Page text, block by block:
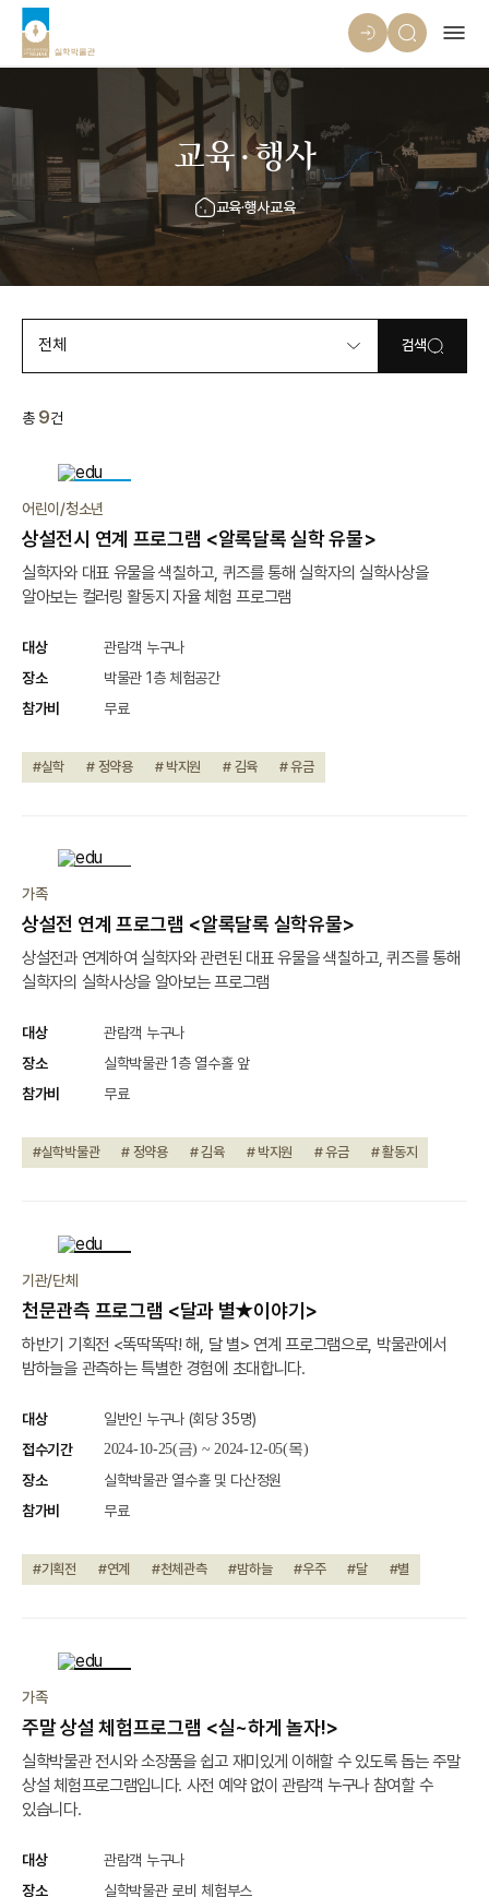
교육·행사
교육·행사교육
전체 검색
총 9건
어린이/청소년
상설전시 연계 프로그램 <알록달록 실학 유물>
실학자와 대표 유물을 색칠하고, 퀴즈를 통해 실학자의 실학사상을
알아보는 컬러링 활동지 자율 체험 프로그램
대상
관람객 누구나
장소
박물관 1층 체험공간
참가비
무료
#실학 # 정약용 # 박지원 # 김육 # 유금
가족
상설전 연계 프로그램 <알록달록 실학유물>
상설전과 연계하여 실학자와 관련된 대표 유물을 색칠하고, 퀴즈를 통해
실학자의 실학사상을 알아보는 프로그램
대상
관람객 누구나
장소
실학박물관 1층 열수홀 앞
참가비
무료
#실학박물관 # 정약용 # 김육 # 박지원 # 유금 # 활동지
기관/단체
천문관측 프로그램 <달과 별★이야기>
하반기 기획전 <똑딱똑딱! 해, 달 별> 연계 프로그램으로, 박물관에서
밤하늘을 관측하는 특별한 경험에 초대합니다.
대상
일반인 누구나 (회당 35명)
접수기간
2024-10-25(금) ~ 2024-12-05(목)
장소
실학박물관 열수홀 및 다산정원
참가비
무료
#기획전 #연계 #천체관측 #밤하늘 #우주 #달 #별
가족
주말 상설 체험프로그램 <실~하게 놀자!>
실학박물관 전시와 소장품을 쉽고 재미있게 이해할 수 있도록 돕는 주말
상설 체험프로그램입니다. 사전 예약 없이 관람객 누구나 참여할 수
있습니다.
대상
관람객 누구나
장소
실학박물관 로비 체험부스